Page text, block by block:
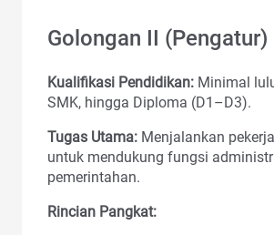
Golongan II (Pengatur)
Kualifikasi Pendidikan: Minimal
SMK, hingga Diploma (D1–D3).
Tugas Utama: Menjalankan
untuk mendukung fungsi
pemerintahan.
Rincian Pangkat: